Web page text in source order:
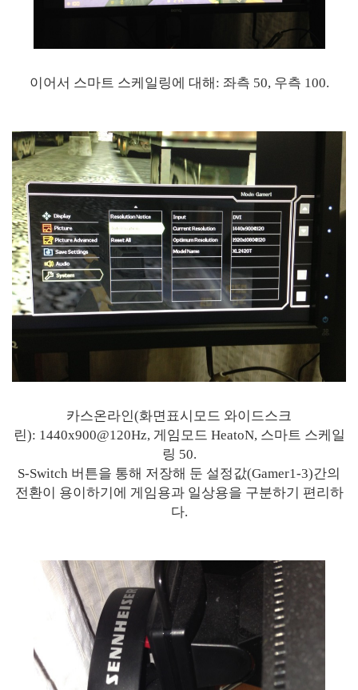
이어서 스마트 스케일링에 대해: 좌측 50, 우측 100.
카스온라인(화면표시모드 와이드스크
린): 1440x900@120Hz, 게임모드 HeatoN, 스마트 스케일
링 50.
S-Switch 버튼을 통해 저장해 둔 설정값(Gamer1-3)간의
전환이 용이하기에 게임용과 일상용을 구분하기 편리하
다.